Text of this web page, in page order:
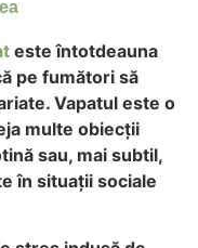
este întotdeauna
pe fumători să
Vapatul este o
multe obiecții
sau, mai subtil,
în situații sociale